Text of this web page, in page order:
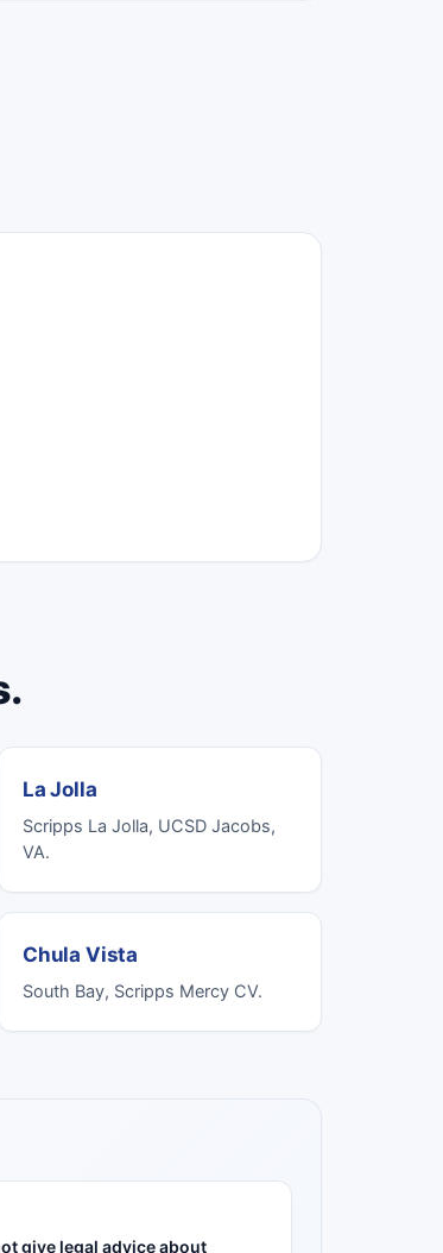
La Jolla
Scripps La Jolla, UCSD Jacobs,
VA.
Chula Vista
South Bay, Scripps Mercy CV.
give legal advice about